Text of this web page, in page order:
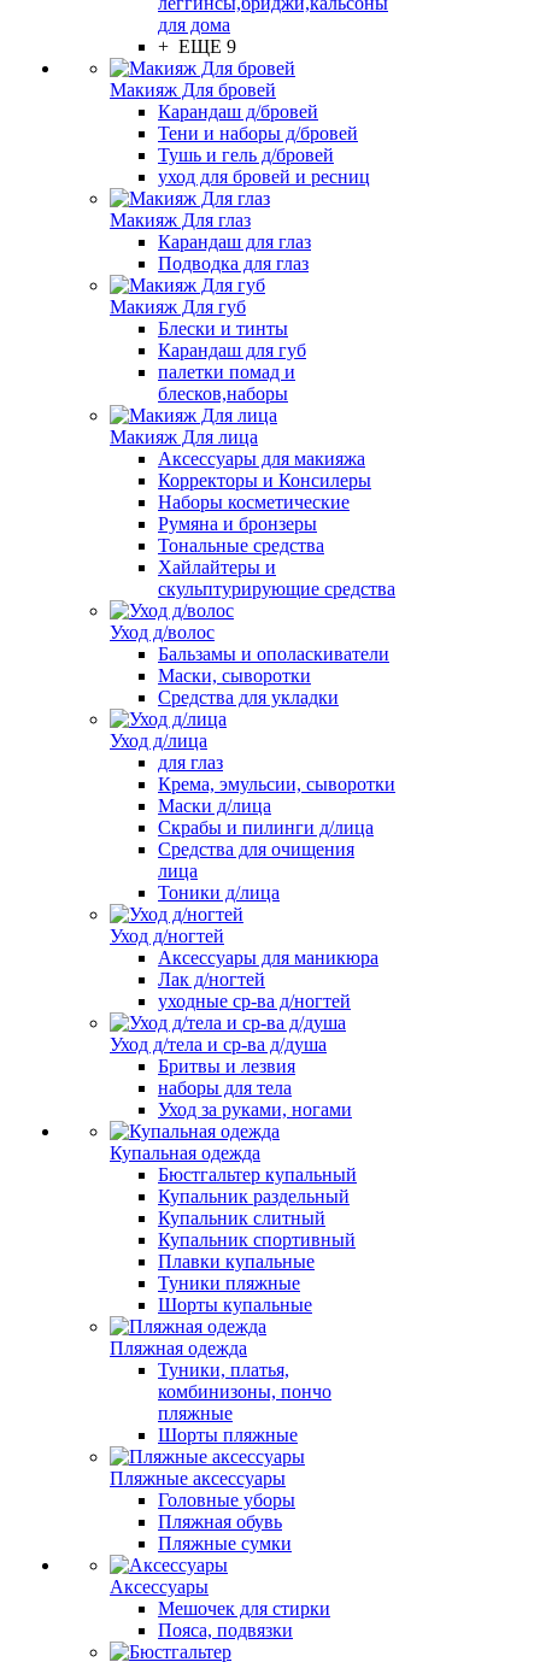
для дома
+ ЕЩЕ 9
Макияж Для бровей
Карандаш д/бровей
Тени и наборы д/бровей
Тушь и гель д/бровей
уход для бровей и ресниц
Макияж Для глаз
Карандаш для глаз
Подводка для глаз
Макияж Для губ
Блески и тинты
Карандаш для губ
палетки помад и
блесков,наборы
Макияж Для лица
Аксессуары для макияжа
Корректоры и Консилеры
Наборы косметические
Румяна и бронзеры
Тональные средства
Хайлайтеры и
скульптурирующие средства
Уход д/волос
Бальзамы и ополаскиватели
Маски, сыворотки
Средства для укладки
Уход д/лица
для глаз
Крема, эмульсии, сыворотки
Маски д/лица
Скрабы и пилинги д/лица
Средства для очищения
лица
Тоники д/лица
Уход д/ногтей
Аксессуары для маникюра
Лак д/ногтей
уходные ср-ва д/ногтей
Уход д/тела и ср-ва д/душа
Бритвы и лезвия
наборы для тела
Уход за руками, ногами
Купальная одежда
Бюстгальтер купальный
Купальник раздельный
Купальник слитный
Купальник спортивный
Плавки купальные
Туники пляжные
Шорты купальные
Пляжная одежда
Туники, платья,
комбинизоны, пончо
пляжные
Шорты пляжные
Пляжные аксессуары
Головные уборы
Пляжная обувь
Пляжные сумки
Аксессуары
Мешочек для стирки
Пояса, подвязки